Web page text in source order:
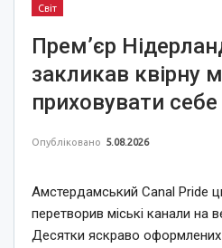
Світ
Прем’єр
закликав квірну
приховувати себе
Опубліковано 5.08.2026
Амстердамський Canal Pride
перетворив міські канали на
Десятки яскраво оформлених